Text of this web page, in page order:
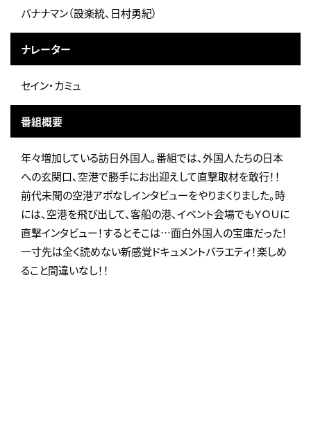
バナナマン（設楽統、日村勇紀）
ナレーター
セイン・カミュ
番組概要
年々増加している訪日外国人。番組では、外国人たちの日本
への玄関口、空港で勝手にお出迎えして直撃取材を敢行！！
前代未聞の空港アポなしインタビューをやりまくりました。時
には、空港を飛び出して、客船の港、イベント会場でもＹＯＵに
直撃インタビュー！するとそこは…面白外国人の宝庫だった！
一寸先は全く読めない新感覚ドキュメントバラエティ！楽しめ
ること間違いなし！！